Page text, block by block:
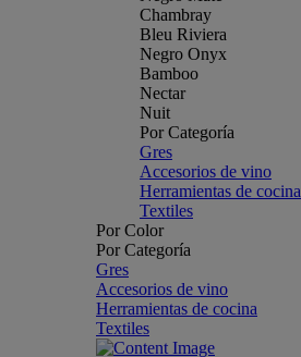
Chambray
Bleu Riviera
Negro Onyx
Bamboo
Nectar
Nuit
Por Categoría
Gres
Accesorios de vino
Herramientas de cocina
Textiles
Por Color
Por Categoría
Gres
Accesorios de vino
Herramientas de cocina
Textiles